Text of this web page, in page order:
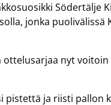
Södertälje
jonka puolivälissä
nyt voitoin
ja riisti pallon